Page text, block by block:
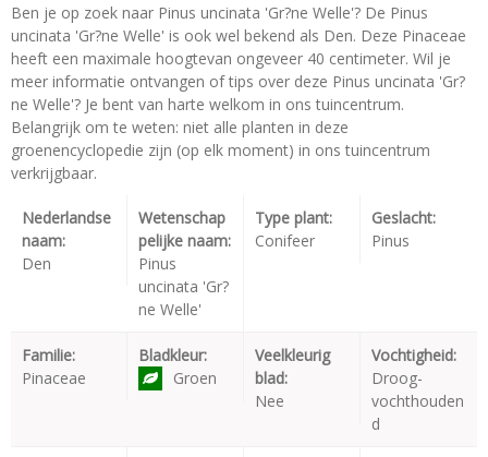
Ben je op zoek naar Pinus uncinata 'Gr?ne Welle'? De Pinus
uncinata 'Gr?ne Welle' is ook wel bekend als Den. Deze Pinaceae
heeft een maximale hoogtevan ongeveer 40 centimeter. Wil je
meer informatie ontvangen of tips over deze Pinus uncinata 'Gr?
ne Welle'? Je bent van harte welkom in ons tuincentrum.
Belangrijk om te weten: niet alle planten in deze
groenencyclopedie zijn (op elk moment) in ons tuincentrum
verkrijgbaar.
Nederlandse
naam:
Den
Wetenschap
pelijke naam:
Pinus
uncinata 'Gr?
ne Welle'
Type plant:
Conifeer
Geslacht:
Pinus
Familie:
Pinaceae
Bladkleur:
Groen
Veelkleurig
blad:
Nee
Vochtigheid:
Droog-
vochthouden
d